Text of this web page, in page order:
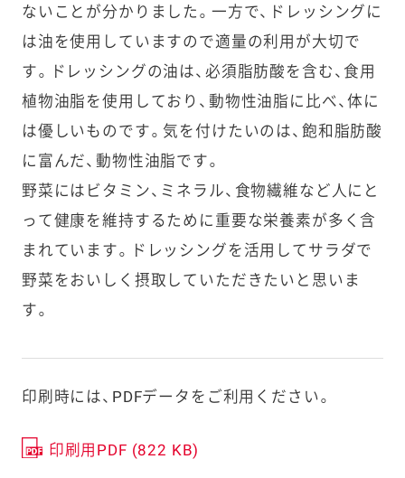
ないことが分かりました。一方で、ドレッシングに
は油を使用していますので適量の利用が大切で
す。ドレッシングの油は、必須脂肪酸を含む、食用
植物油脂を使用しており、動物性油脂に比べ、体に
は優しいものです。気を付けたいのは、飽和脂肪酸
に富んだ、動物性油脂です。
野菜にはビタミン、ミネラル、食物繊維など人にと
って健康を維持するために重要な栄養素が多く含
まれています。ドレッシングを活用してサラダで
野菜をおいしく摂取していただきたいと思いま
す。
印刷時には、PDFデータをご利用ください。
印刷用PDF (822 KB)